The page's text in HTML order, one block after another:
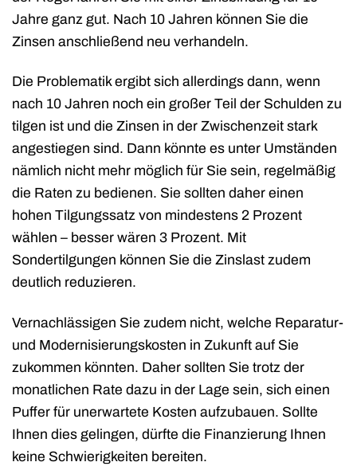
Jahre ganz gut. Nach 10 Jahren können Sie die
Zinsen anschließend neu verhandeln.
Die Problematik ergibt sich allerdings dann, wenn
nach 10 Jahren noch ein großer Teil der Schulden zu
tilgen ist und die Zinsen in der Zwischenzeit stark
angestiegen sind. Dann könnte es unter Umständen
nämlich nicht mehr möglich für Sie sein, regelmäßig
die Raten zu bedienen. Sie sollten daher einen
hohen Tilgungssatz von mindestens 2 Prozent
wählen – besser wären 3 Prozent. Mit
Sondertilgungen können Sie die Zinslast zudem
deutlich reduzieren.
Vernachlässigen Sie zudem nicht, welche Reparatur-
und Modernisierungskosten in Zukunft auf Sie
zukommen könnten. Daher sollten Sie trotz der
monatlichen Rate dazu in der Lage sein, sich einen
Puffer für unerwartete Kosten aufzubauen. Sollte
Ihnen dies gelingen, dürfte die Finanzierung Ihnen
keine Schwierigkeiten bereiten.